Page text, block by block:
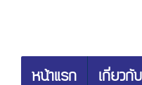
หน้าแรก เกี่ยวกับ